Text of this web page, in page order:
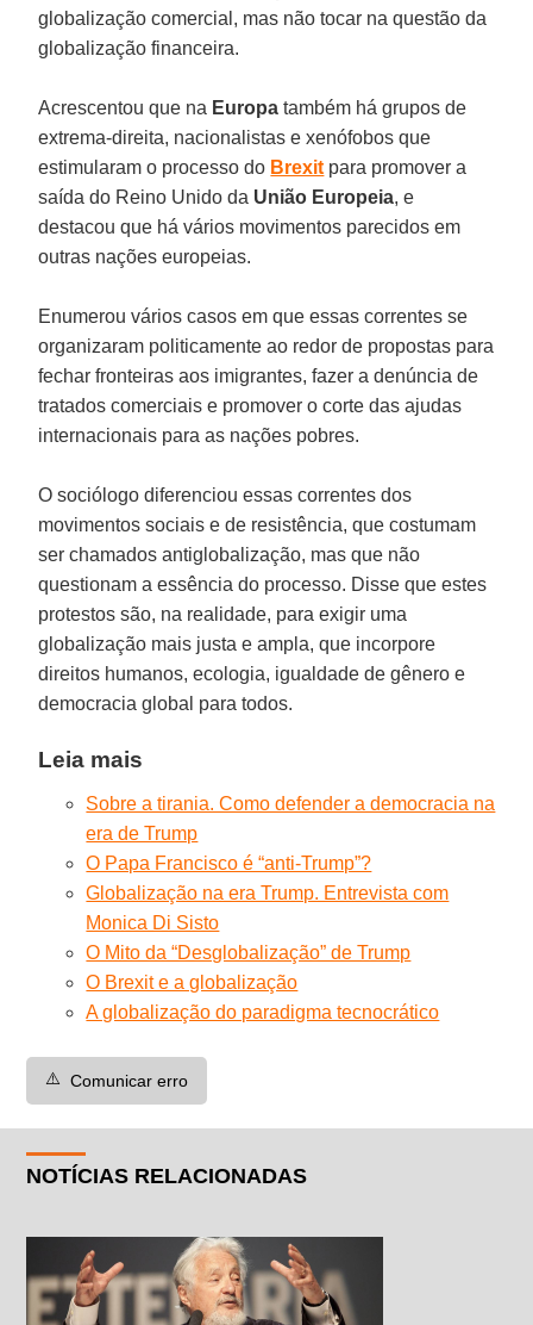
globalização comercial, mas não tocar na questão da
globalização financeira.
Acrescentou que na Europa também há grupos de
extrema-direita, nacionalistas e xenófobos que
estimularam o processo do Brexit para promover a
saída do Reino Unido da União Europeia, e
destacou que há vários movimentos parecidos em
outras nações europeias.
Enumerou vários casos em que essas correntes se
organizaram politicamente ao redor de propostas para
fechar fronteiras aos imigrantes, fazer a denúncia de
tratados comerciais e promover o corte das ajudas
internacionais para as nações pobres.
O sociólogo diferenciou essas correntes dos
movimentos sociais e de resistência, que costumam
ser chamados antiglobalização, mas que não
questionam a essência do processo. Disse que estes
protestos são, na realidade, para exigir uma
globalização mais justa e ampla, que incorpore
direitos humanos, ecologia, igualdade de gênero e
democracia global para todos.
Leia mais
Sobre a tirania. Como defender a democracia na
era de Trump
O Papa Francisco é “anti-Trump”?
Globalização na era Trump. Entrevista com
Monica Di Sisto
O Mito da “Desglobalização” de Trump
O Brexit e a globalização
A globalização do paradigma tecnocrático
⚠️ Comunicar erro
NOTÍCIAS RELACIONADAS